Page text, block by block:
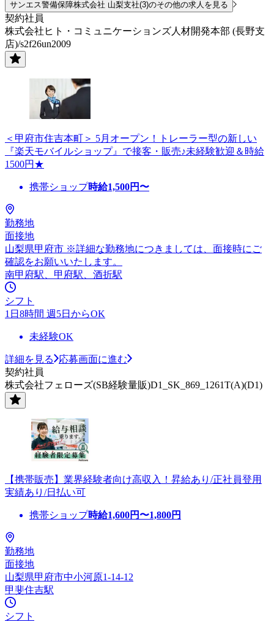
サンエス警備保障株式会社 山梨支社(3)のその他の求人を見る
契約社員
株式会社ヒト・コミュニケーションズ人材開発本部 (長野支
店)/s2f26un2009
＜甲府市住吉本町＞ 5月オープン！トレーラー型の新しい
『楽天モバイルショップ』で接客・販売♪未経験歓迎＆時給
1500円★
携帯ショップ時給1,500円〜
勤務地
面接地
山梨県甲府市 ※詳細な勤務地につきましては、面接時にご
確認をお願いいたします。
南甲府駅、甲府駅、酒折駅
シフト
1日8時間 週5日からOK
未経験OK
詳細を見る
応募画面に進む
契約社員
株式会社フェローズ(SB経験量販)D1_SK_869_1261T(A)(D1)
【携帯販売】業界経験者向け高収入！昇給あり/正社員登用
実績あり/日払い可
携帯ショップ時給1,600円〜1,800円
勤務地
面接地
山梨県甲府市中小河原1-14-12
甲斐住吉駅
シフト